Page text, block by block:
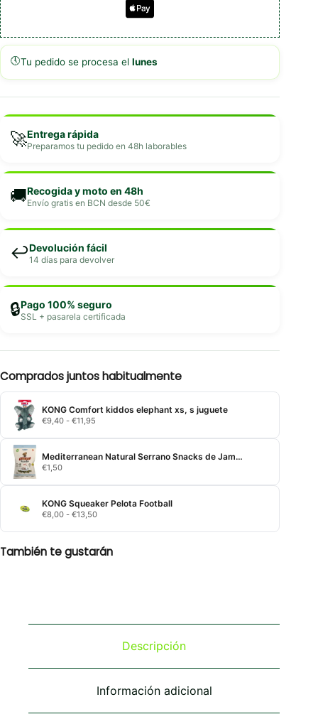
🕔Tu pedido se procesa el lunes
🚀Entrega rápida
Preparamos tu pedido en 48h laborables
🚚Recogida y moto en 48h
Envío gratis en BCN desde 50€
↩️Devolución fácil
14 días para devolver
🔒Pago 100% seguro
SSL + pasarela certificada
Comprados juntos habitualmente
KONG Comfort kiddos elephant xs, s juguete
€9,40 - €11,95
precios:
€9,40
Mediterranean Natural Serrano Snacks de Jamon y Pollo para Cachorros
€1,50
KONG Squeaker Pelota Football
€8,00 - €13,50Rango
precios:
€8,00
También te gustarán
Descripción
Información adicional